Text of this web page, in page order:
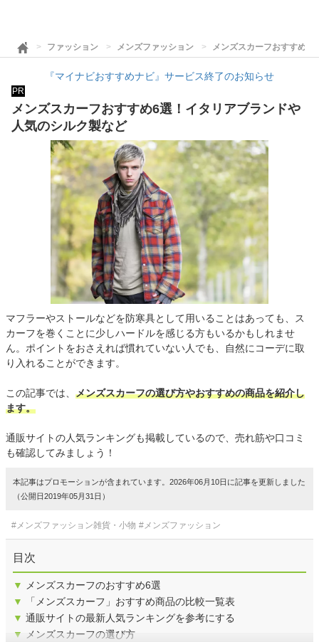
ファッション メンズファッション メンズスカーフおすすめ6
『マイナビおすすめナビ』サービス終了のお知らせ
PR
メンズスカーフおすすめ6選！イタリアブランドや
人気のシルク製など
マフラーやストールなどを防寒具として用いることはあっても、ス
カーフを巻くことに少しハードルを感じる方もいるかもしれませ
ん。ポイントをおさえれば慣れていない人でも、自然にコーデに取
り入れることができます。
この記事では、 メンズスカーフの選び方やおすすめの商品を紹介し
ます。
通販サイトの人気ランキングも掲載しているので、売れ筋や口コミ
も確認してみましょう！
本記事はプロモーションが含まれています。2026年06月10日に記事を更新しました
（公開日2019年05月31日）
#メンズファッション雑貨・小物 #メンズファッション
目次
▼
メンズスカーフのおすすめ6選
▼
「メンズスカーフ」おすすめ商品の比較一覧表
▼ 通販サイトの最新人気ランキングを参考にする
▼
メンズスカーフの選び方